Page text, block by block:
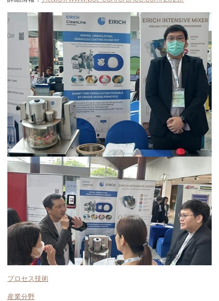
プロセス技術
産業分野